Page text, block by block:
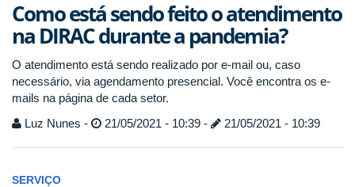
Como está sendo feito o atendimento
na DIRAC durante a pandemia?
O atendimento está sendo realizado por e-mail ou, caso
necessário, via agendamento presencial. Você encontra os e-
mails na página de cada setor.
Luz Nunes -
21/05/2021 - 10:39 - 21/05/2021 - 10:39
SERVIÇO